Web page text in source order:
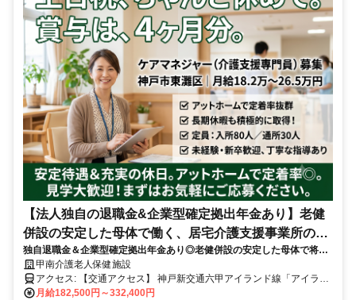
【法人独自の退職金&企業型確定拠出年金あり】老健
併設の安定した母体で働く、居宅介護支援事業所のケ
アマネジャー
独自退職金＆企業型確定拠出年金あり◎老健併設の安定した母体で将来
も安心のケアマネ安定基盤✨
甲南介護老人保健施設
アクセス: 【交通アクセス】 神戸新交通六甲アイランド線「アイラン
ドセンター駅」より徒歩4分 （主要駅からのアクセス） JR「住吉
月給182,500円～332,400円